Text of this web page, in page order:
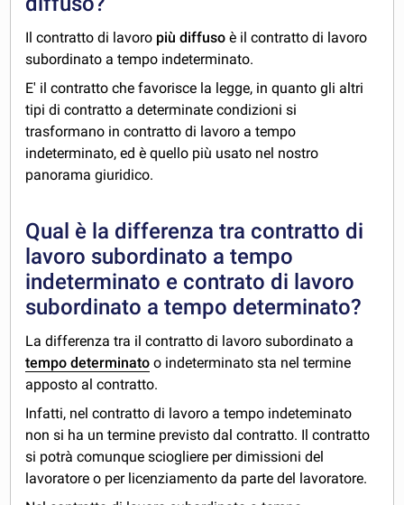
Il contratto di lavoro più diffusoè il contratto di lavoro
subordinato a tempo indeterminato.
E' il contratto che favorisce la legge, in quanto gli altri
tipi di contratto a determinate condizioni si
trasformano in contratto di lavoro a tempo
indeterminato, ed è quello più usato nel nostro
panorama giuridico.
Qual è la differenza tra contratto di
lavoro subordinato a tempo
indeterminato e contrato di lavoro
subordinato a tempo determinato?
La differenza tra il contratto di lavoro subordinato a
tempo determinato o indeterminato sta nel termine
apposto al contratto.
Infatti, nel contratto di lavoro a tempo indeteminato
non si ha un termine previsto dal contratto. Il contratto
si potrà comunque sciogliere per dimissioni del
lavoratore o per licenziamento da parte del lavoratore.